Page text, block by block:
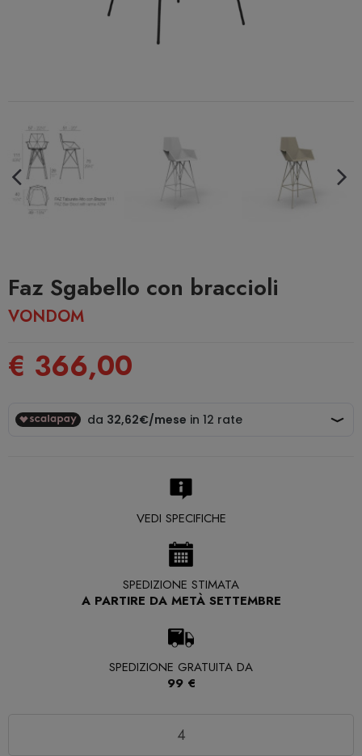
Faz Sgabello con braccioli
VONDOM
€ 366,00
VEDI SPECIFICHE
SPEDIZIONE STIMATA
A PARTIRE DA METÀ SETTEMBRE
SPEDIZIONE GRATUITA DA
99 €